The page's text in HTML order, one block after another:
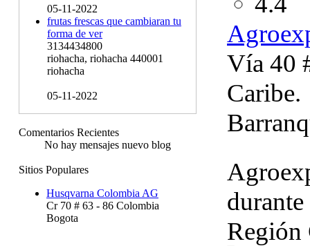
05-11-2022
frutas frescas que cambiaran tu
forma de ver
3134434800
riohacha, riohacha 440001
riohacha
05-11-2022
Comentarios Recientes
No hay mensajes nuevo blog
Sitios Populares
Husqvarna Colombia AG
Cr 70 # 63 - 86 Colombia
Bogota
Vía 40
Caribe.
Región